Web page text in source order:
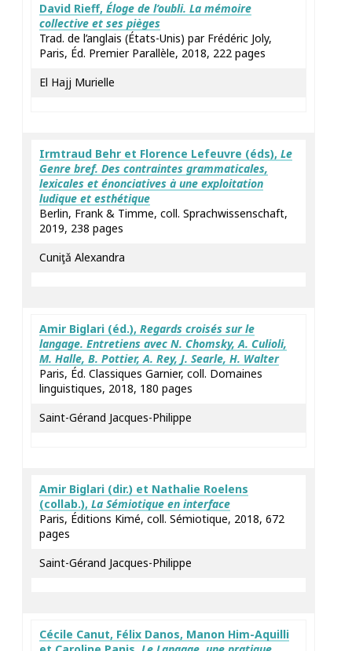
David Rieff, Éloge de l’oubli. La mémoire
collective et ses pièges
Trad. de l’anglais (États-Unis) par Frédéric Joly,
Paris, Éd. Premier Parallèle, 2018, 222 pages
El Hajj Murielle
Irmtraud Behr et Florence Lefeuvre (éds), Le
Genre bref. Des contraintes grammaticales,
lexicales et énonciatives à une exploitation
ludique et esthétique
Berlin, Frank & Timme, coll. Sprachwissenschaft,
2019, 238 pages
Cuniţǎ Alexandra
Amir Biglari (éd.), Regards croisés sur le
langage. Entretiens avec N. Chomsky, A. Culioli,
M. Halle, B. Pottier, A. Rey, J. Searle, H. Walter
Paris, Éd. Classiques Garnier, coll. Domaines
linguistiques, 2018, 180 pages
Saint-Gérand Jacques-Philippe
Amir Biglari (dir.) et Nathalie Roelens
(collab.), La Sémiotique en interface
Paris, Éditions Kimé, coll. Sémiotique, 2018, 672
pages
Saint-Gérand Jacques-Philippe
Cécile Canut, Félix Danos, Manon Him-Aquilli